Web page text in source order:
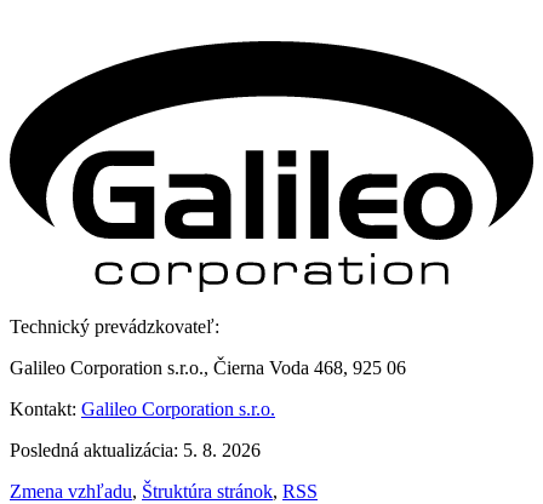
Technický prevádzkovateľ:
Galileo Corporation s.r.o., Čierna Voda 468, 925 06
Kontakt: Galileo Corporation s.r.o.
Posledná aktualizácia: 5. 8. 2026
Zmena vzhľadu, Štruktúra stránok, RSS